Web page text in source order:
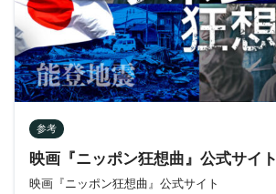
参考
映画『ニッポン狂想曲』公式サイト
映画『ニッポン狂想曲』公式サイト